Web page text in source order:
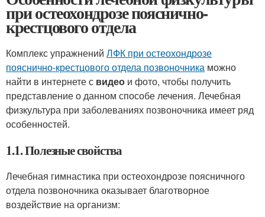
при остеохондрозе пояснично-
крестцового отдела
Комплекс упражнений ЛФК при остеохондрозе
пояснично-крестцового отдела позвоночника можно
найти в интернете с видео и фото, чтобы получить
представление о данном способе лечения. Лечебная
физкультура при заболеваниях позвоночника имеет ряд
особенностей.
1.1. Полезные свойства
Лечебная гимнастика при остеохондрозе поясничного
отдела позвоночника оказывает благотворное
воздействие на организм: